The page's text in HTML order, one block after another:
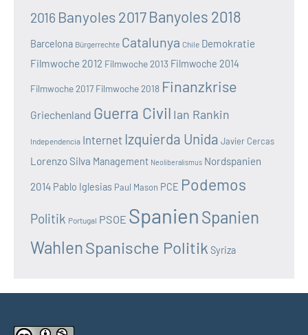
2016 Banyoles 2017 Banyoles 2018
Barcelona Bürgerrechte Catalunya Chile Demokratie
Filmwoche 2012 Filmwoche 2013 Filmwoche 2014
Filmwoche 2017 Filmwoche 2018 Finanzkrise
Griechenland Guerra Civil Ian Rankin
Independencia Internet Izquierda Unida Javier Cercas
Lorenzo Silva Management Neoliberalismus Nordspanien
2014 Pablo Iglesias Paul Mason PCE Podemos
Politik Portugal PSOE Spanien Spanien
WahlenSpanische Politik Syriza